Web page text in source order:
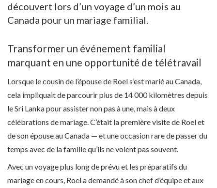
découvert lors d’un voyage d’un mois au
Canada pour un mariage familial.
Transformer un événement familial
marquant en une opportunité de télétravail
Lorsque le cousin de l’épouse de Roel s’est marié au Canada,
cela impliquait de parcourir plus de 14 000 kilomètres depuis
le Sri Lanka pour assister non pas à une, mais à deux
célébrations de mariage. C’était la première visite de Roel et
de son épouse au Canada — et une occasion rare de passer du
temps avec de la famille qu’ils ne voient pas souvent.
Avec un voyage plus long de prévu et les préparatifs du
mariage en cours, Roel a demandé à son chef d’équipe et aux